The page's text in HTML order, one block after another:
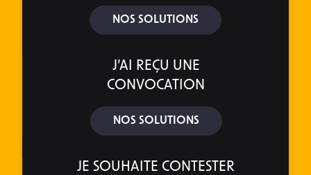
NOS SOLUTIONS
J’AI REÇU UNE
CONVOCATION
NOS SOLUTIONS
JE SOUHAITE CONTESTER